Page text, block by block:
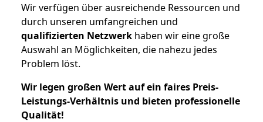
Wir verfügen über ausreichende Ressourcen und
durch unseren umfangreichen und
qualifizierten Netzwerk haben wir eine große
Auswahl an Möglichkeiten, die nahezu jedes
Problem löst.
Wir legen großen Wert auf ein faires Preis-
Leistungs-Verhältnis und bieten professionelle
Qualität!